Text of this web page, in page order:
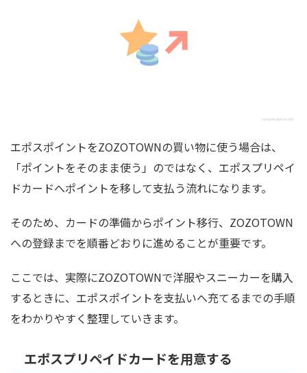
エポスポイントをZOZOTOWNの買い物に使う場合は、
「ポイントをそのまま使う」のではなく、エポスプリペイ
ドカードへポイントを移して支払う流れになります。
そのため、カードの準備からポイント移行、ZOZOTOWN
への登録までを順番どおりに進めることが重要です。
ここでは、実際にZOZOTOWNで洋服やスニーカーを購入
するときに、エポスポイントを支払いへ充てるまでの手順
をわかりやすく整理していきます。
エポスプリペイドカードを用意する